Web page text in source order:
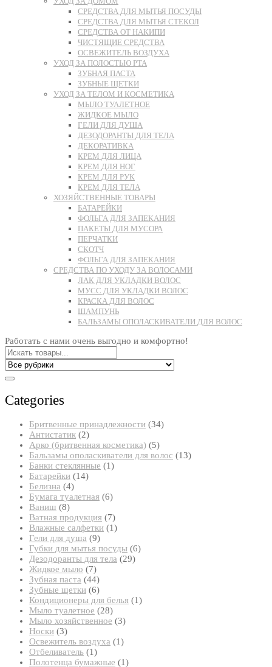
СРЕДСТВА ДЛЯ МЫТЬЯ ПОСУДЫ
СРЕДСТВА ДЛЯ МЫТЬЯ СТЕКОЛ
СРЕДСТВА ОТ НАКИПИ
ЧИСТЯЩИЕ СРЕДСТВА
ОСВЕЖИТЕЛЬ ВОЗДУХА
УХОД ЗА ПОЛОСТЬЮ РТА
ЗУБНАЯ ПАСТА
ЗУБНЫЕ ЩЕТКИ
УХОД ЗА ТЕЛОМ И КОСМЕТИКА
МЫЛО ТУАЛЕТНОЕ
ЖИДКОЕ МЫЛО
ГЕЛИ ДЛЯ ДУША
ДЕЗОДОРАНТЫ ДЛЯ ТЕЛА
ДЕКОРАТИВКА
КРЕМ ДЛЯ ЛИЦА
КРЕМ ДЛЯ НОГ
КРЕМ ДЛЯ РУК
КРЕМ ДЛЯ ТЕЛА
ХОЗЯЙСТВЕННЫЕ ТОВАРЫ
БАТАРЕЙКИ
ФОЛЬГА ДЛЯ ЗАПЕКАНИЯ
ПАКЕТЫ ДЛЯ МУСОРА
ПЕРЧАТКИ
СКОТЧ
ФОЛЬГА ДЛЯ ЗАПЕКАНИЯ
СРЕДСТВА ПО УХОДУ ЗА ВОЛОСАМИ
ЛАК ДЛЯ УКЛАДКИ ВОЛОС
МУСС ДЛЯ УКЛАДКИ ВОЛОС
КРАСКА ДЛЯ ВОЛОС
ШАМПУНЬ
БАЛЬЗАМЫ ОПОЛАСКИВАТЕЛИ ДЛЯ ВОЛОС
Работать с нами очень выгодно и комфортно!
Categories
Бритвенные принадлежности 3434
Антистатик 22
товара
Арко (бритвенная косметика) 55
товаров
Бальзамы ополаскиватели для волос 1313
Банки стеклянные 11
Батарейки 1414
Белизна 44
товара
Бумага туалетная 66
Ваниш 88
товаров
Ватная продукция 77
товаров
Влажные салфетки 11
Гели для душа 99
товаров
Губки для мытья посуды 66
Дезодоранты для тела 2929
Жидкое мыло 77
товаров
Зубная паста 4444
товара
Зубные щетки 66
товаров
Кондиционеры для белья 11
Мыло туалетное 2828
товаров
Мыло хозяйственное 33
Носки 33
товара
Освежитель воздуха 11
Отбеливатель 11
товар
Полотенца бумажные 11